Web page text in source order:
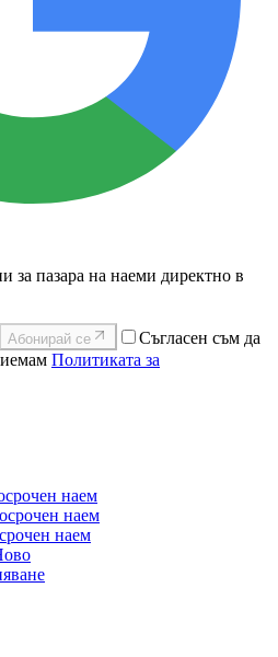
за пазара на наеми директно в
Абонирай се
Съгласен съм да
Политиката за
наем
наем
наем